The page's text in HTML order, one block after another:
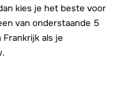
kies je het beste voor
van onderstaande 5
als je